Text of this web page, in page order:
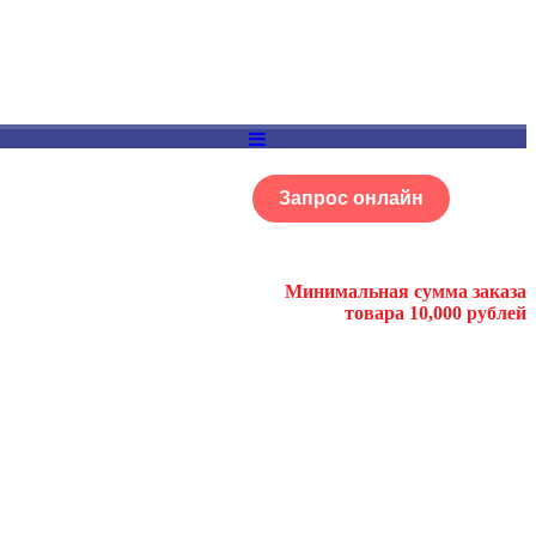
Запрос онлайн
Минимальная сумма заказа
товара 10,000 рублей